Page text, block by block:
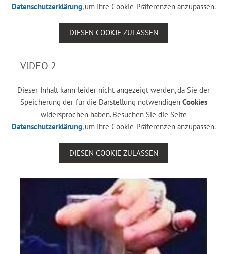
Datenschutzerklärung, um Ihre Cookie-Präferenzen anzupassen.
DIESEN COOKIE ZULASSEN
VIDEO 2
Dieser Inhalt kann leider nicht angezeigt werden, da Sie der
Speicherung der für die Darstellung notwendigen Cookies
widersprochen haben. Besuchen Sie die Seite
Datenschutzerklärung, um Ihre Cookie-Präferenzen anzupassen.
DIESEN COOKIE ZULASSEN